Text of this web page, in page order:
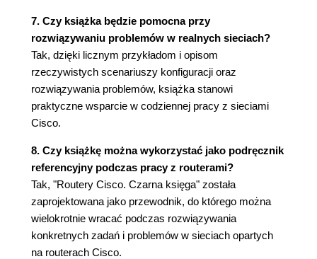
Korzystanie z metryk w trasowaniu
statycznym (111)
Trasowanie statyczne z wykorzystaniem
interfejsu wyjściowego zamiast routera
następnego skoku (114)
Konfigurowanie trasowania bezklasowego
(119)
Konfigurowanie tras do poszczególnych
hostów (120)
Konfigurowanie równomiernego rozdziału
natężenia przy użyciu trasowania
statycznego (120)
7. Czy książka będzie pomocna przy
rozwiązywaniu problemów w realnych sieciach?
Tak, dzięki licznym przykładom i opisom
rzeczywistych scenariuszy konfiguracji oraz
rozwiązywania problemów, książka stanowi
praktyczne wsparcie w codziennej pracy z sieciami
Cisco.
8. Czy książkę można wykorzystać jako podręcznik
referencyjny podczas pracy z routerami?
Tak, "Routery Cisco. Czarna księga" została
zaprojektowana jako przewodnik, do którego można
wielokrotnie wracać podczas rozwiązywania
konkretnych zadań i problemów w sieciach opartych
na routerach Cisco.